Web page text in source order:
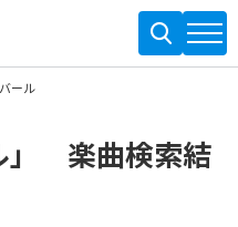
ール
」 楽曲検索結